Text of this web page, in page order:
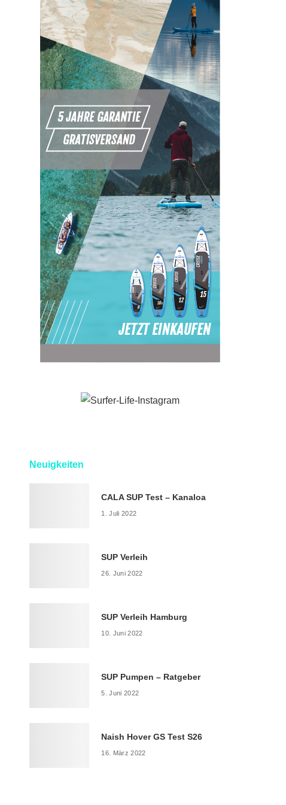
Neuigkeiten
CALA SUP Test – Kanaloa
1. Juli 2022
SUP Verleih
26. Juni 2022
SUP Verleih Hamburg
10. Juni 2022
SUP Pumpen – Ratgeber
5. Juni 2022
Naish Hover GS Test S26
16. März 2022